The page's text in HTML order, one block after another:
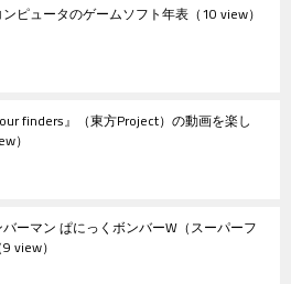
ピュータのゲームソフト年表 （10 view）
finders』（東方Project）の動画を楽し
）
ーマン ぱにっくボンバーW（スーパーフ
9 view）